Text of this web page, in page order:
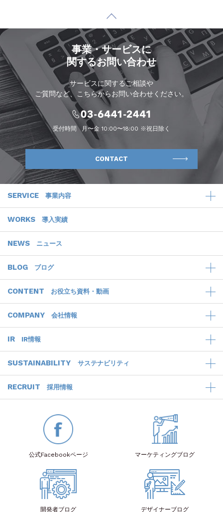
事業・サービスに
関するお問い合わせ
サービスに関するご相談や
ご質問など、こちらからお問い合わせください。
受付時間 月〜金 10:00〜18:00 ※祝日除く
CONTACT
SERVICE 事業内容
WORKS 導入実績
NEWS ニュース
BLOG ブログ
CONTENT お役立ち資料・動画
COMPANY 会社情報
IR IR情報
SUSTAINABILITY サステナビリティ
RECRUIT 採用情報
公式Facebookページ マーケティングブログ
開発者ブログ デザイナーブログ